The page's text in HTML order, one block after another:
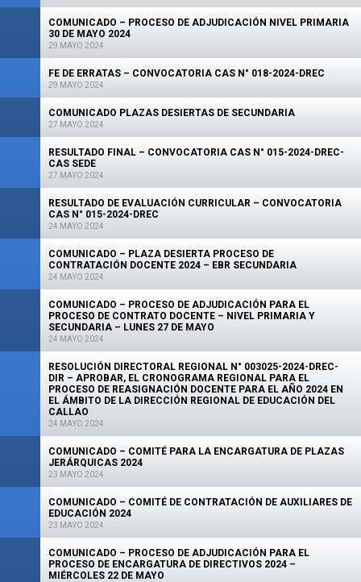
COMUNICADO – PROCESO DE ADJUDICACIÓN NIVEL PRIMARIA
30 DE MAYO 2024
29 MAYO 2024
FE DE ERRATAS – CONVOCATORIA CAS N° 018-2024-DREC
29 MAYO 2024
COMUNICADO PLAZAS DESIERTAS DE SECUNDARIA
27 MAYO 2024
RESULTADO FINAL – CONVOCATORIA CAS N° 015-2024-DREC-
CAS SEDE
27 MAYO 2024
RESULTADO DE EVALUACIÓN CURRICULAR – CONVOCATORIA
CAS N° 015-2024-DREC
24 MAYO 2024
COMUNICADO – PLAZA DESIERTA PROCESO DE
CONTRATACIÓN DOCENTE 2024 – EBR SECUNDARIA
24 MAYO 2024
COMUNICADO – PROCESO DE ADJUDICACIÓN PARA EL
PROCESO DE CONTRATO DOCENTE – NIVEL PRIMARIA Y
SECUNDARIA – LUNES 27 DE MAYO
24 MAYO 2024
RESOLUCIÓN DIRECTORAL REGIONAL N° 003025-2024-DREC-
DIR – APROBAR, EL CRONOGRAMA REGIONAL PARA EL
PROCESO DE REASIGNACIÓN DOCENTE PARA EL AÑO 2024 EN
EL ÁMBITO DE LA DIRECCIÓN REGIONAL DE EDUCACIÓN DEL
CALLAO
24 MAYO 2024
COMUNICADO – COMITÉ PARA LA ENCARGATURA DE PLAZAS
JERÁRQUICAS 2024
23 MAYO 2024
COMUNICADO – COMITÉ DE CONTRATACIÓN DE AUXILIARES DE
EDUCACIÓN 2024
23 MAYO 2024
COMUNICADO – PROCESO DE ADJUDICACIÓN PARA EL
PROCESO DE ENCARGATURA DE DIRECTIVOS 2024 –
MIÉRCOLES 22 DE MAYO